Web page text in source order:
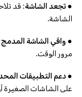
● تجعد الشاشة: قد
الشاشة.
● واقي الشاشة المدمج
مرور الوقت.
● دعم التطبيقات
على الشاشات الصغيرة